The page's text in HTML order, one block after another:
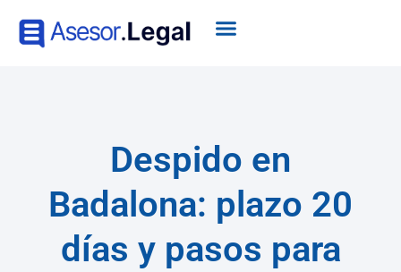
Despido en
Badalona: plazo 20
días y pasos para